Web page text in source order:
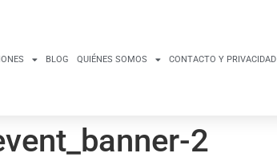
BLOG QUIÉNES SOMOS CONTACTO Y PRIVACIDAD
2